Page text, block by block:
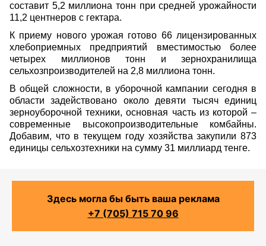
составит 5,2 миллиона тонн при средней урожайности
11,2 центнеров с гектара.
К приему нового урожая готово 66 лицензированных
хлебоприемных предприятий вместимостью более
четырех миллионов тонн и зернохранилища
сельхозпроизводителей на 2,8 миллиона тонн.
В общей сложности, в уборочной кампании сегодня в
области задействовано около девяти тысяч единиц
зерноуборочной техники, основная часть из которой –
современные высокопроизводительные комбайны.
Добавим, что в текущем году хозяйства закупили 873
единицы сельхозтехники на сумму 31 миллиард тенге.
Здесь могла бы быть ваша реклама
+7 (705) 715 70 96